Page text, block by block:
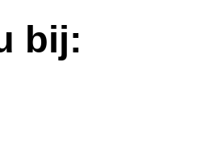
bij: